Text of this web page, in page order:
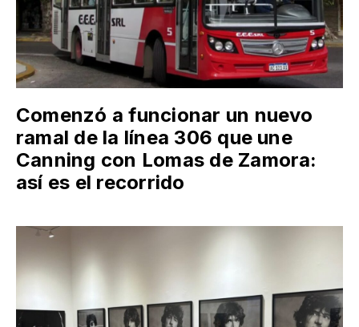
Comenzó a funcionar un nuevo
ramal de la línea 306 que une
Canning con Lomas de Zamora:
así es el recorrido